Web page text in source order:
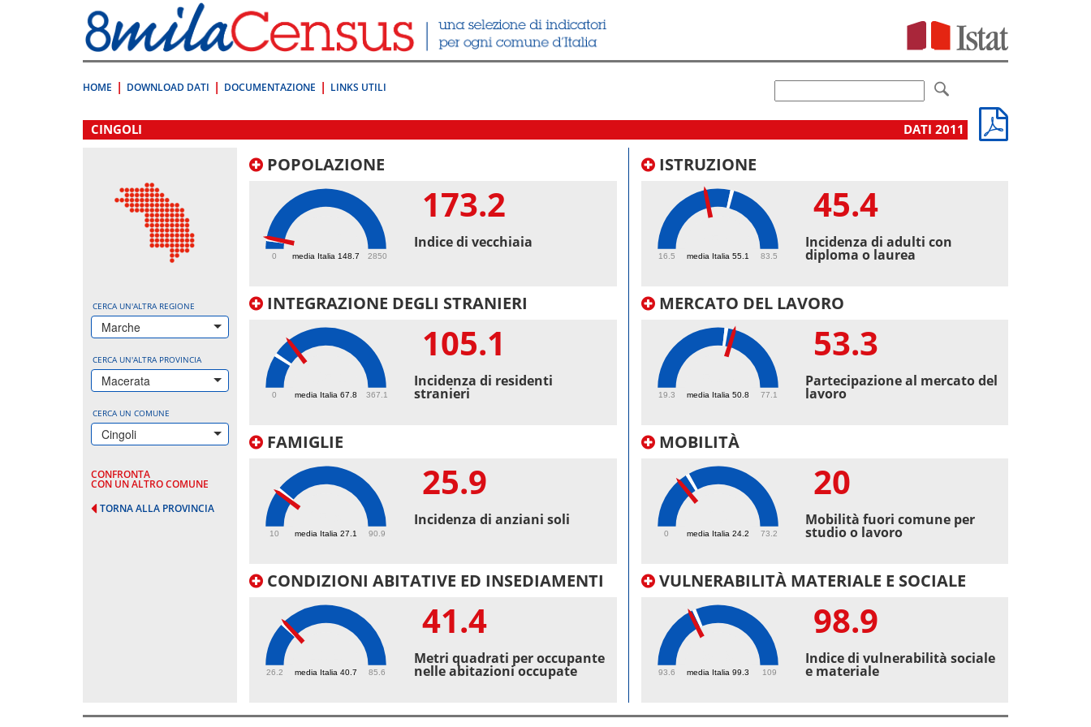
direttamente
a:
Contenuto
HOME DOWNLOAD DATI DOCUMENTAZIONE LINKS UTILI
.
CINGOLI DATI 2011
CERCA UN'ALTRA REGIONE
Marche
CERCA UN'ALTRA PROVINCIA
Macerata
CERCA UN COMUNE
Cingoli
CONFRONTA
CON UN ALTRO COMUNE
TORNA ALLA PROVINCIA
POPOLAZIONE
media Italia 148.7
0 2850
173.2
Indice di vecchiaia
INTEGRAZIONE DEGLI STRANIERI
media Italia 67.8
0 367.1
105.1
Incidenza di residenti
stranieri
FAMIGLIE
media Italia 27.1
10 90.9
25.9
Incidenza di anziani soli
CONDIZIONI ABITATIVE ED INSEDIAMENTI
media Italia 40.7
26.2 85.6
41.4
Metri quadrati per occupante
nelle abitazioni occupate
ISTRUZIONE
media Italia 55.1
16.5 83.5
45.4
Incidenza di adulti con
diploma o laurea
MERCATO DEL LAVORO
media Italia 50.8
19.3 77.1
53.3
Partecipazione al mercato del
lavoro
MOBILITÀ
media Italia 24.2
0 73.2
20
Mobilità fuori comune per
studio o lavoro
VULNERABILITÀ MATERIALE E SOCIALE
media Italia 99.3
93.6 109
98.9
Indice di vulnerabilità sociale
e materiale